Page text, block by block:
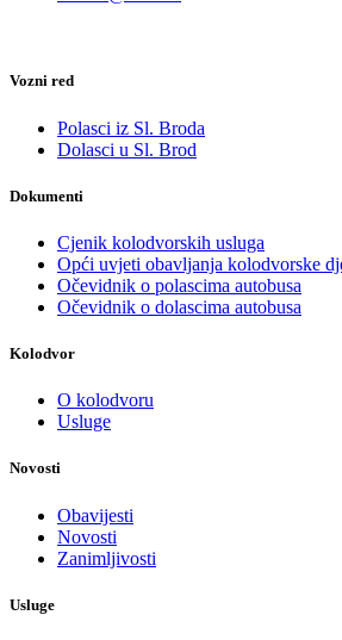
Vozni red
Polasci iz Sl. Broda
Dolasci u Sl. Brod
Dokumenti
Cjenik kolodvorskih usluga
Opći uvjeti obavljanja kolodvorske
Očevidnik o polascima autobusa
Očevidnik o dolascima autobusa
Kolodvor
O kolodvoru
Usluge
Novosti
Obavijesti
Novosti
Zanimljivosti
Usluge